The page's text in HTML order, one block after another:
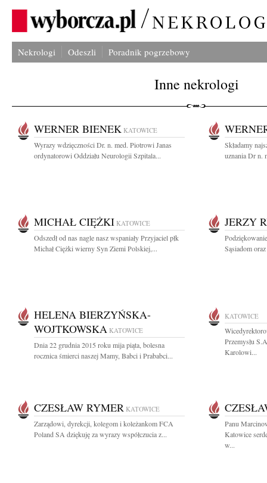
Nekrologi Odeszli Poradnik pogrzebowy
Inne nekrologi
WERNER BIENEK KATOWICE
Wyrazy wdzięczności Dr. n. med. Piotrowi Janas
ordynatorowi Oddziału Neurologii Szpitala...
Składamy
uznania Dr n.
MICHAŁ CIĘŻKI KATOWICE
Odszedł od nas nagle nasz wspaniały Przyjaciel płk
Michał Ciężki wierny Syn Ziemi Polskiej,...
JERZY
Sąsiadom
HELENA BIERZYŃSKA-
WOJTKOWSKA KATOWICE
Dnia 22 grudnia 2015 roku mija piąta, bolesna
rocznica śmierci naszej Mamy, Babci i Prababci...
KATOWICE
Przemysłu
Karolowi...
CZESŁAW RYMER KATOWICE
Zarządowi, dyrekcji, kolegom i koleżankom FCA
Poland SA dziękuję za wyrazy współczucia z...
Panu
Katowice
w...